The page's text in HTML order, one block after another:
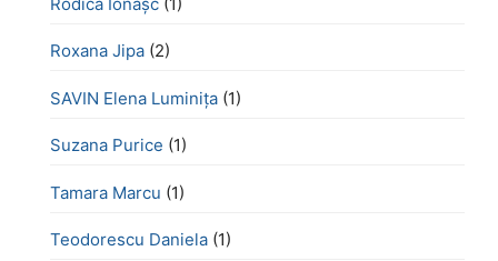
Roxana Jipa (2)
SAVIN Elena Luminița (1)
Suzana Purice (1)
Tamara Marcu (1)
Teodorescu Daniela (1)